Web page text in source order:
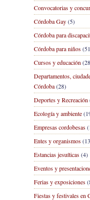
Convocatorias y
Córdoba Gay(5)
Córdoba para
Córdoba para niños
Cursos y educación
Departamentos,
Córdoba(28)
Deportes y Recreación
Ecología y ambiente
Empresas cordobesas
Entes y organismos
Estancias jesuíticas(4)
Eventos y
Ferias y exposiciones
Fiestas y festivales en